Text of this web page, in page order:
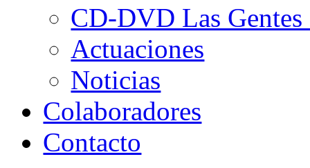
CD-DVD Las Gentes
Actuaciones
Noticias
Colaboradores
Contacto